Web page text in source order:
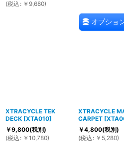
(税込 : ￥ 9,680)
オプショ
XTRACYCLE TEK
DECK [XTA010]
￥9,800(税別)
(税込 : ￥ 10,780)
XTRACYCLE
CARPET [
￥4,800(税別)
(税込 : ￥ 5,280)